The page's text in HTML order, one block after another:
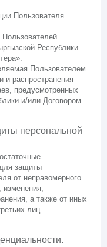
Пользователя
Республики
Пользователем
распространения
предусмотренных
и/или Договором.
персональной
защиты
от неправомерного
изменения,
а также от иных
лиц.